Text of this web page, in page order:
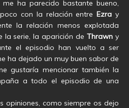
ha parecido bastante bueno,
con la relación entre Ezray
la relación menos explotada
la serie, la aparición deThrawn y
el episodio han vuelto a ser
ha dejado un muy buen sabor de
gustaría mencionar también la
a todo el episodio de una
opiniones, como siempre os dejo